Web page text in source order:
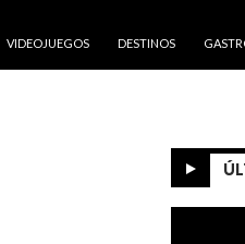
VIDEOJUEGOS DESTINOS